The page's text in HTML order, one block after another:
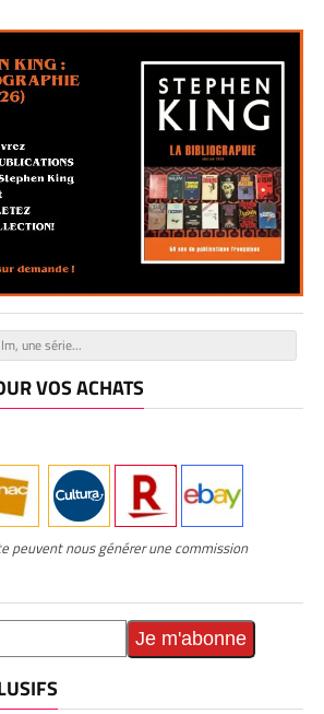
VOS ACHATS
peuvent nous générer une commission